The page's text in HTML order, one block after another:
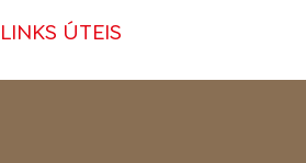
LINKS ÚTEIS